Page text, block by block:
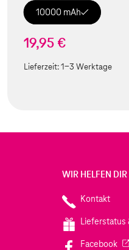
10000 mAh
19,95 €
Lieferzeit:1-3 Werktage
WIR HELFEN
Kontakt
Lieferstatus
Facebook